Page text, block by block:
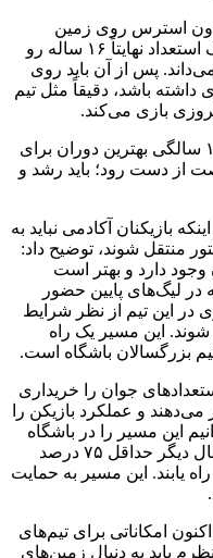
استرس روی زمین
فوتبال بازی کند، در این صورت ما با یک استعداد نهایتاً ۱۶ ساله رو
پس از آن باید روی
باشد، دقیقاً مثل تیم
بازی می‌کند.
وی خاطرنشان کرد: سنین ۱۵، ۱۶ و ۱۷ سالگی بهترین دوران برای
از دست رود؛ باید رشد و
بازیکنان آکادمی نباید به
منتقل شوند، توضیح داد:
وجود دارد و بهتر است
در لیگ‌های پایین حضور
در این تیم از نظر شرایط
این مسیر یک راه
بزرگسالان باشگاه است.
جوان را خریداری
می‌دهند و عملکرد بازیکن را
این مسیر را در باشگاه
تراکتور پیاده کنیم، قطعاً سه یا چهار سال دیگر حداقل ۷۵ درصد
یابند. این مسیر به حمایت
امکاناتی برای تیم‌های
باید به دنبال زمین‌های